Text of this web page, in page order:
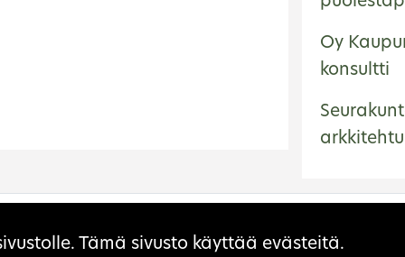
Oy
konsultti
Tämä sivusto käyttää evästeitä.